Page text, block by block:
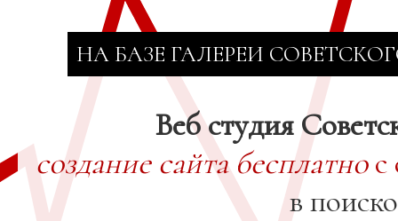
НА БАЗЕ ГАЛЕРЕИ
Веб студия
создание сайта бесплатнос
в